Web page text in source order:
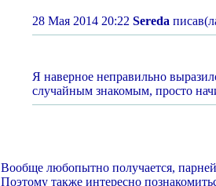
28 Мая 2014 20:22 Sereda
Я наверное неправильно
случайным знакомым, просто
Вообще любопытно получается,
Поэтому также интересно